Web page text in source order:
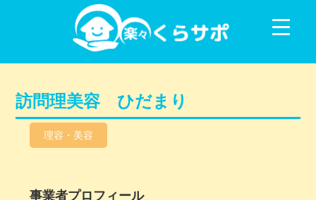
コンテンツに移動
訪問理美容 ひだまり
理容・美容
事業者プロフィール